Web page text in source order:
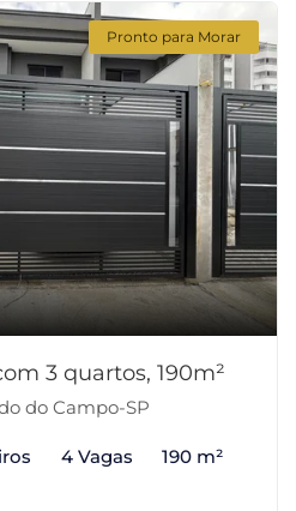
Pronto para Morar
3 quartos, 190m²
do Campo-SP
4 Vagas 190 m²